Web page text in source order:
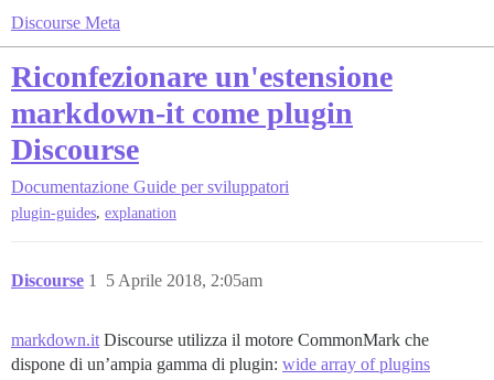
Discourse Meta
Riconfezionare un'estensione
markdown-it come plugin
Discourse
Documentazione Guide per sviluppatori
plugin-guides, explanation
Discourse 5 Aprile 2018, 2:05am
1
markdown.it Discourse utilizza il motore CommonMark che
dispone di un’ampia gamma di plugin: wide array of plugins